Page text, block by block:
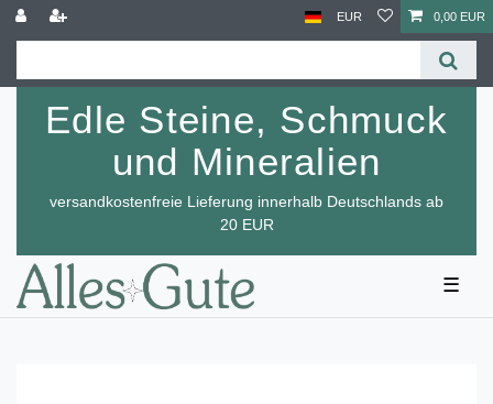
EUR 0,00 EUR
Edle Steine, Schmuck
und Mineralien
versandkostenfreie Lieferung innerhalb Deutschlands ab
20 EUR
☰